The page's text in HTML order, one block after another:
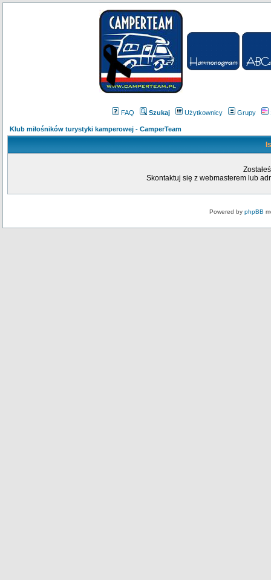
FAQ Szukaj Użytkownicy Grupy
Klub miłośników turystyki kamperowej - CamperTeam
Skontaktuj się z webmasterem lub
Powered by phpBB